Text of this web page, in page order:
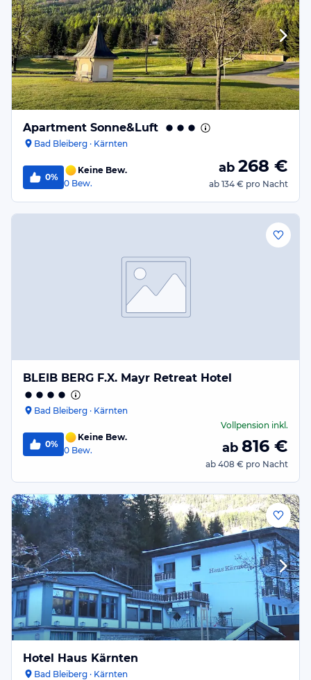
Apartment Sonne&Luft
Bad Bleiberg · Kärnten
0%
Keine Bew.
0 Bew.
ab 268 €
ab 134 € pro Nacht
BLEIB BERG F.X. Mayr Retreat Hotel
Bad Bleiberg · Kärnten
0%
Keine Bew.
0 Bew.
Vollpension inkl.
ab 816 €
ab 408 € pro Nacht
Hotel Haus Kärnten
Bad Bleiberg · Kärnten